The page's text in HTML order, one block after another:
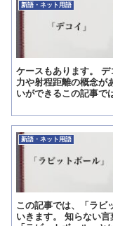
新語・ネット用語
ケースもあります。
力や射程距離の概念が
いができるこの記事で
新語・ネット用語
この記事では、「ラビ
いきます。 知らない言